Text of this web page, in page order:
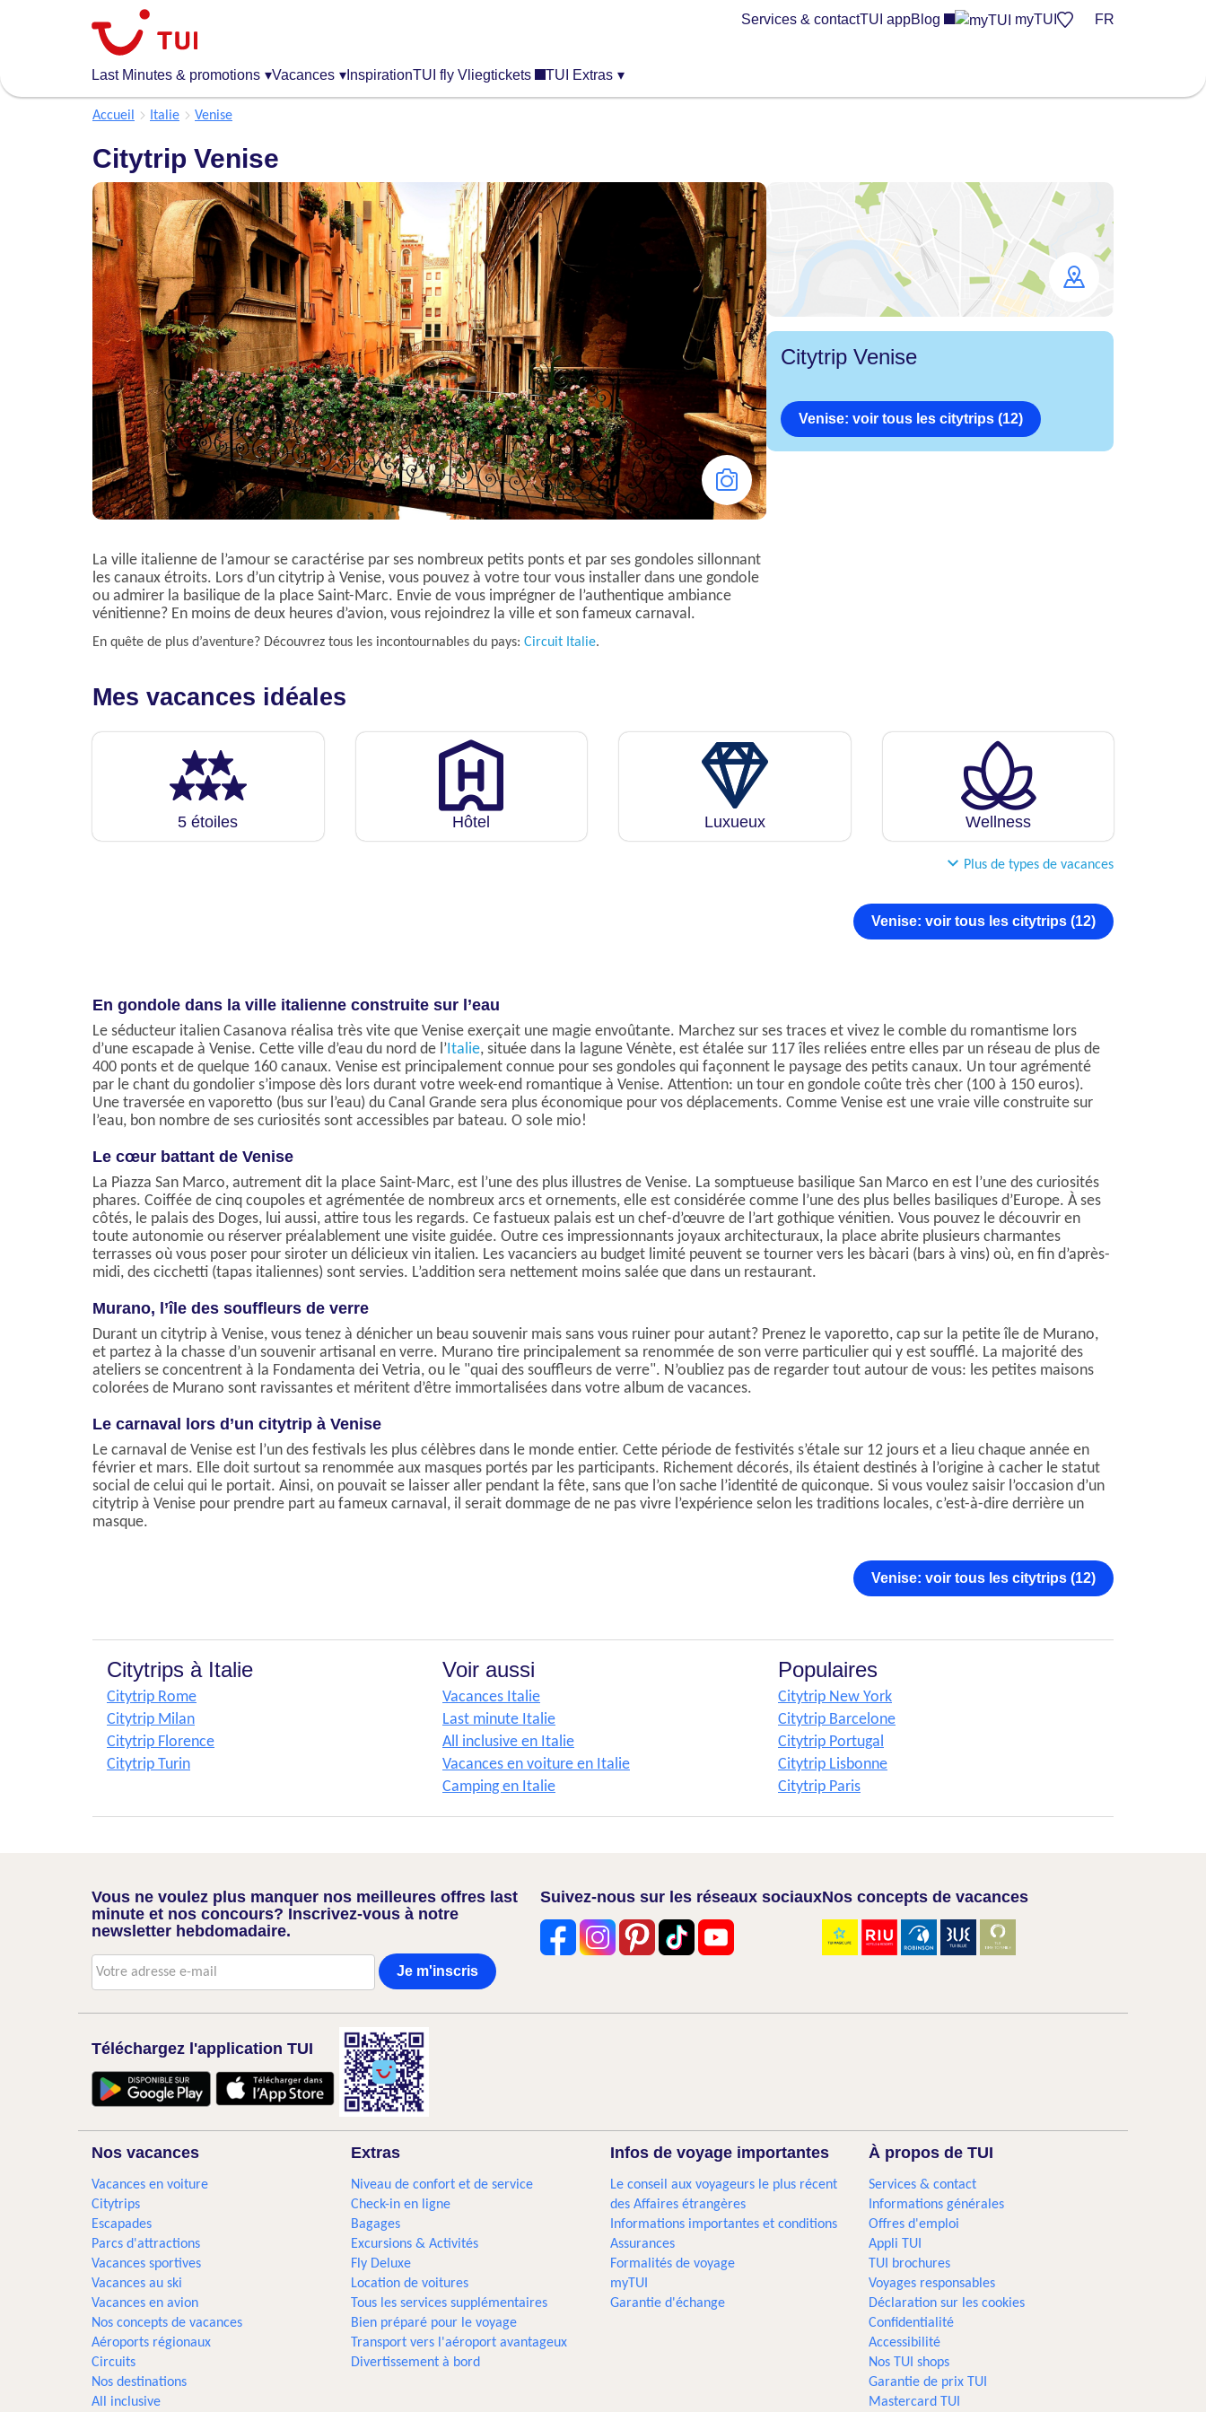
Last Minutes & promotions ▾Vacances ▾ InspirationTUI fly Vliegtickets TUI Extras ▾
Services & contactTUI appBlog myTUI FR
Accueil Italie Venise
Citytrip Venise
La ville italienne de l’amour se caractérise par ses nombreux petits ponts et par ses gondoles sillonnant
les canaux étroits. Lors d’un citytrip à Venise, vous pouvez à votre tour vous installer dans une gondole
ou admirer la basilique de la place Saint-Marc. Envie de vous imprégner de l’authentique ambiance
vénitienne? En moins de deux heures d’avion, vous rejoindrez la ville et son fameux carnaval.
En quête de plus d’aventure? Découvrez tous les incontournables du pays: Circuit Italie.
Citytrip Venise
Venise: voir tous les citytrips (12)
Mes vacances idéales
5 étoiles Hôtel Luxueux Wellness
Plus de types de vacances
Venise: voir tous les citytrips (12)
En gondole dans la ville italienne construite sur l’eau
Le séducteur italien Casanova réalisa très vite que Venise exerçait une magie envoûtante. Marchez sur ses traces et vivez le comble du romantisme lors
d’une escapade à Venise. Cette ville d’eau du nord de l’Italie, située dans la lagune Vénète, est étalée sur 117 îles reliées entre elles par un réseau de plus de
400 ponts et de quelque 160 canaux. Venise est principalement connue pour ses gondoles qui façonnent le paysage des petits canaux. Un tour agrémenté
par le chant du gondolier s’impose dès lors durant votre week-end romantique à Venise. Attention: un tour en gondole coûte très cher (100 à 150 euros).
Une traversée en vaporetto (bus sur l’eau) du Canal Grande sera plus économique pour vos déplacements. Comme Venise est une vraie ville construite sur
l’eau, bon nombre de ses curiosités sont accessibles par bateau. O sole mio!
Le cœur battant de Venise
La Piazza San Marco, autrement dit la place Saint-Marc, est l’une des plus illustres de Venise. La somptueuse basilique San Marco en est l’une des curiosités
phares. Coiffée de cinq coupoles et agrémentée de nombreux arcs et ornements, elle est considérée comme l’une des plus belles basiliques d’Europe. À ses
côtés, le palais des Doges, lui aussi, attire tous les regards. Ce fastueux palais est un chef-d’œuvre de l’art gothique vénitien. Vous pouvez le découvrir en
toute autonomie ou réserver préalablement une visite guidée. Outre ces impressionnants joyaux architecturaux, la place abrite plusieurs charmantes
terrasses où vous poser pour siroter un délicieux vin italien. Les vacanciers au budget limité peuvent se tourner vers les bàcari (bars à vins) où, en fin d’après-
midi, des cicchetti (tapas italiennes) sont servies. L’addition sera nettement moins salée que dans un restaurant.
Murano, l’île des souffleurs de verre
Durant un citytrip à Venise, vous tenez à dénicher un beau souvenir mais sans vous ruiner pour autant? Prenez le vaporetto, cap sur la petite île de Murano,
et partez à la chasse d’un souvenir artisanal en verre. Murano tire principalement sa renommée de son verre particulier qui y est soufflé. La majorité des
ateliers se concentrent à la Fondamenta dei Vetria, ou le "quai des souffleurs de verre". N’oubliez pas de regarder tout autour de vous: les petites maisons
colorées de Murano sont ravissantes et méritent d’être immortalisées dans votre album de vacances.
Le carnaval lors d’un citytrip à Venise
Le carnaval de Venise est l’un des festivals les plus célèbres dans le monde entier. Cette période de festivités s’étale sur 12 jours et a lieu chaque année en
février et mars. Elle doit surtout sa renommée aux masques portés par les participants. Richement décorés, ils étaient destinés à l’origine à cacher le statut
social de celui qui le portait. Ainsi, on pouvait se laisser aller pendant la fête, sans que l’on sache l’identité de quiconque. Si vous voulez saisir l’occasion d’un
citytrip à Venise pour prendre part au fameux carnaval, il serait dommage de ne pas vivre l’expérience selon les traditions locales, c’est-à-dire derrière un
masque.
Venise: voir tous les citytrips (12)
Citytrips à Italie
Citytrip Rome
Citytrip Milan
Citytrip Florence
Citytrip Turin
Voir aussi
Vacances Italie
Last minute Italie
All inclusive en Italie
Vacances en voiture en Italie
Camping en Italie
Populaires
Citytrip New York
Citytrip Barcelone
Citytrip Portugal
Citytrip Lisbonne
Citytrip Paris
Vous ne voulez plus manquer nos meilleures offres last
minute et nos concours? Inscrivez-vous à notre
newsletter hebdomadaire.
Je m'inscris
Suivez-nous sur les réseaux sociauxNos concepts de vacances
Téléchargez l'application TUI
Nos vacances
Vacances en voiture
Citytrips
Escapades
Parcs d'attractions
Vacances sportives
Vacances au ski
Vacances en avion
Nos concepts de vacances
Aéroports régionaux
Circuits
Nos destinations
All inclusive
Extras
Niveau de confort et de service
Check-in en ligne
Bagages
Excursions & Activités
Fly Deluxe
Location de voitures
Tous les services supplémentaires
Bien préparé pour le voyage
Transport vers l'aéroport avantageux
Divertissement à bord
Infos de voyage importantes
Le conseil aux voyageurs le plus récent
des Affaires étrangères
Informations importantes et conditions
Assurances
Formalités de voyage
myTUI
Garantie d'échange
À propos de TUI
Services & contact
Informations générales
Offres d'emploi
Appli TUI
TUI brochures
Voyages responsables
Déclaration sur les cookies
Confidentialité
Accessibilité
Nos TUI shops
Garantie de prix TUI
Mastercard TUI